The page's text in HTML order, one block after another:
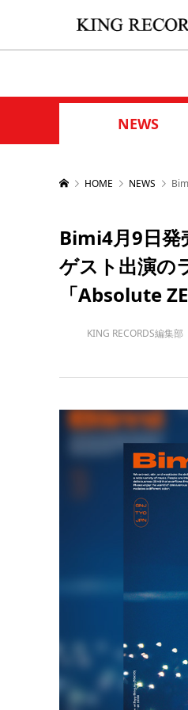
NEWS
HOME NEWS
Bimi4月9日発
ゲスト出演の
「Absolute
KING RECORDS編集部